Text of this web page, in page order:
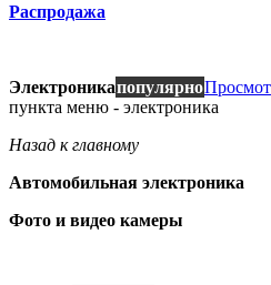
Распродажа
Электроникапопулярно
пункта меню - электроника
Назад к главному
Автомобильная электроника
Фото и видео камеры